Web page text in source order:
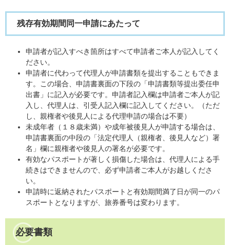
残存有効期間同一申請にあたって
申請者が記入すべき箇所はすべて申請者ご本人が記入してく
ださい。
申請者に代わって代理人が申請書類を提出することもできま
す。この場合、申請書裏面の下段の「申請書類等提出委任申
出書」に記入が必要です。申請者記入欄は申請者ご本人が記
入し、代理人は、引受人記入欄に記入してください。（ただ
し、親権者や後見人による代理申請の場合は不要）
未成年者（１８歳未満）や成年被後見人が申請する場合は、
申請書裏面の中段の「法定代理人（親権者、後見人など）署
名」欄に親権者や後見人の署名が必要です。
有効なパスポートが著しく損傷した場合は、代理人による手
続きはできませんので、必ず申請者ご本人がお越しくださ
い。
申請時に返納されたパスポートと有効期間満了日が同一のパ
スポートとなりますが、旅券番号は変わります。
必要書類